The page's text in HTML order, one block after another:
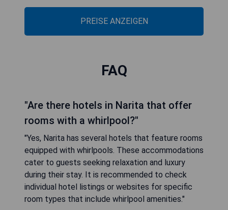
PREISE ANZEIGEN
FAQ
"Are there hotels in Narita that offer
rooms with a whirlpool?"
"Yes, Narita has several hotels that feature rooms
equipped with whirlpools. These accommodations
cater to guests seeking relaxation and luxury
during their stay. It is recommended to check
individual hotel listings or websites for specific
room types that include whirlpool amenities."